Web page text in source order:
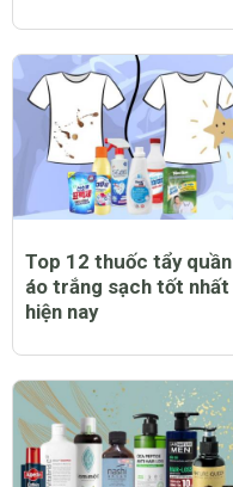
Top 12 thuốc tẩy quần
áo trắng sạch tốt nhất
hiện nay